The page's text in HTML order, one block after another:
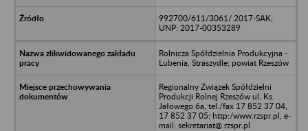
992700/611/3061/ 2017-SAK;
UNP: 2017-00353289
Rolnicza Spółdzielnia Produkcyjna -
Lubenia, Straszydle; powiat Rzeszów
Regionalny Związek Spółdzielni
Produkcji Rolnej Rzeszów ul. Ks.
Jałowego 6a, tel./fax 17 852 37 04,
17 852 37 05; http:/www.rzspr.pl, e-
mail: sekretariat@.rzspr.pl